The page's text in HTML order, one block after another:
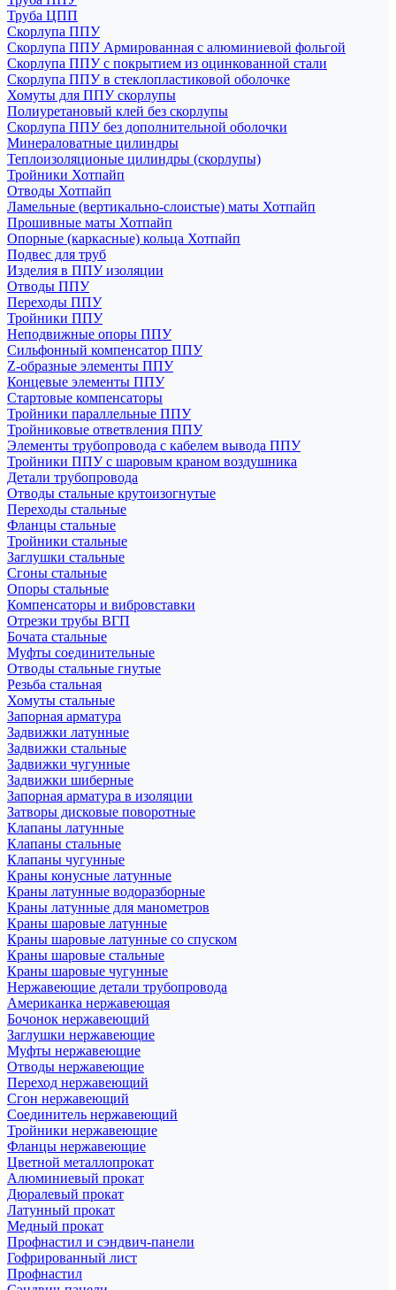
Труба ЦПП
Скорлупа ППУ
Скорлупа ППУ Армированная с алюминиевой фольгой
Скорлупа ППУ с покрытием из оцинкованной стали
Скорлупа ППУ в стеклопластиковой оболочке
Хомуты для ППУ скорлупы
Полиуретановый клей без скорлупы
Скорлупа ППУ без дополнительной оболочки
Минераловатные цилиндры
Теплоизоляционые цилиндры (скорлупы)
Тройники Хотпайп
Отводы Хотпайп
Ламельные (вертикально-слоистые) маты Хотпайп
Прошивные маты Хотпайп
Опорные (каркасные) кольца Хотпайп
Подвес для труб
Изделия в ППУ изоляции
Отводы ППУ
Переходы ППУ
Тройники ППУ
Неподвижные опоры ППУ
Cильфонный компенсатор ППУ
Z-образные элементы ППУ
Концевые элементы ППУ
Стартовые компенсаторы
Тройники параллельные ППУ
Тройниковые ответвления ППУ
Элементы трубопровода с кабелем вывода ППУ
Тройники ППУ с шаровым краном воздушника
Детали трубопровода
Отводы стальные крутоизогнутые
Переходы стальные
Фланцы стальные
Тройники стальные
Заглушки стальные
Сгоны стальные
Опоры стальные
Компенсаторы и вибровставки
Отрезки трубы ВГП
Бочата стальные
Муфты соединительные
Отводы стальные гнутые
Резьба стальная
Хомуты стальные
Запорная арматура
Задвижки латунные
Задвижки стальные
Задвижки чугунные
Задвижки шиберные
Запорная арматура в изоляции
Затворы дисковые поворотные
Клапаны латунные
Клапаны стальные
Клапаны чугунные
Краны конусные латунные
Краны латунные водоразборные
Краны латунные для манометров
Краны шаровые латунные
Краны шаровые латунные со спуском
Краны шаровые стальные
Краны шаровые чугунные
Нержавеющие детали трубопровода
Американка нержавеющая
Бочонок нержавеющий
Заглушки нержавеющие
Муфты нержавеющие
Отводы нержавеющие
Переход нержавеющий
Сгон нержавеющий
Соединитель нержавеющий
Тройники нержавеющие
Фланцы нержавеющие
Цветной металлопрокат
Алюминиевый прокат
Дюралевый прокат
Латунный прокат
Медный прокат
Профнастил и сэндвич-панели
Гофрированный лист
Профнастил